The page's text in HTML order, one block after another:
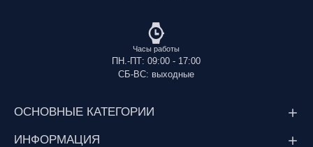
Часы работы
ПН.-ПТ: 09:00 - 17:00
СБ-ВС: выходные
ОСНОВНЫЕ КАТЕГОРИИ
ИНФОРМАЦИЯ